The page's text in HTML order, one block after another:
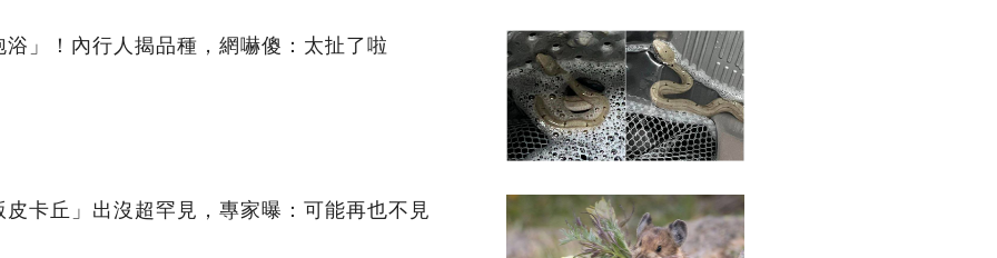
」！內行人揭品種，網嚇傻：太扯了啦
卡丘」出沒超罕見，專家曝：可能再也不見